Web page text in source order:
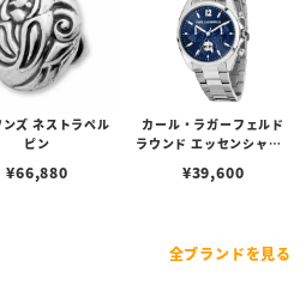
ンズ ネストラペル
ピン
¥66,880
カール・ラガーフェルド
ラウンド エッセンシャル -
イコン ダイヤル シルバー
¥39,600
全ブランドを見る